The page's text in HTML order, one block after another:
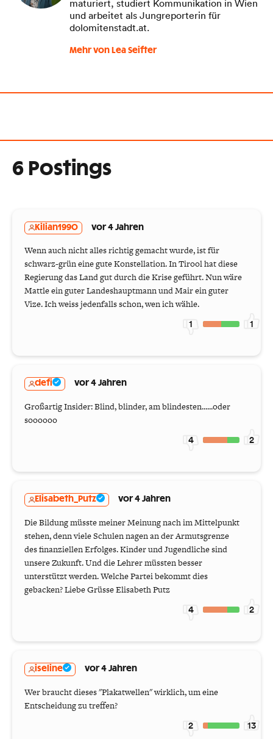
maturiert, studiert Kommunikation in Wien
und arbeitet als Jungreporterin für
dolomitenstadt.at.
Mehr von Lea Seifter
6 Postings
Kilian1990 vor 4 Jahren
Wenn auch nicht alles richtig gemacht wurde, ist für
schwarz-grün eine gute Konstellation. In Tirool hat diese
Regierung das Land gut durch die Krise geführt. Nun wäre
Mattle ein guter Landeshauptmann und Mair ein guter
Vize. Ich weiss jedenfalls schon, wen ich wähle.
1 1
defi vor 4 Jahren
Großartig Insider: Blind, blinder, am blindesten......oder
soooooo
4 2
Elisabeth_Putz vor 4 Jahren
Die Bildung müsste meiner Meinung nach im Mittelpunkt
stehen, denn viele Schulen nagen an der Armutsgrenze
des finanziellen Erfolges. Kinder und Jugendliche sind
unsere Zukunft. Und die Lehrer müssten besser
unterstützt werden. Welche Partei bekommt dies
gebacken? Liebe Grüsse Elisabeth Putz
4 2
iseline vor 4 Jahren
Wer braucht dieses "Plakatwellen" wirklich, um eine
Entscheidung zu treffen?
2 13